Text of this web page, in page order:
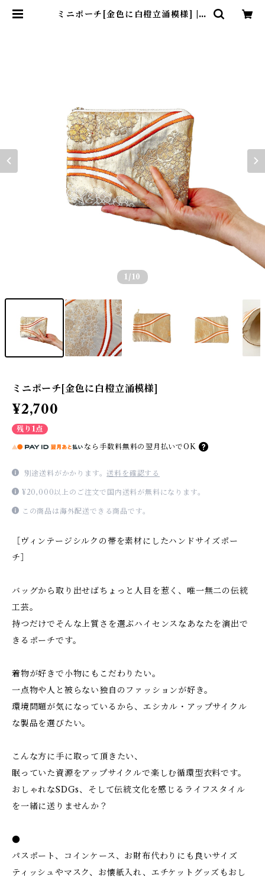
ミニポーチ[金色に白橙立涌模様] | k
1 /10
ミニポーチ[金色に白橙立涌模様]
¥2,700
残り1点
なら 手数料無料の 翌月払いでOK
別途送料がかかります。送料を確認する
¥20,000以上のご注文で国内送料が無料になります。
この商品は海外配送できる商品です。
［ヴィンテージシルクの帯を素材にしたハンドサイズポー
チ］
バッグから取り出せばちょっと人目を惹く、唯一無二の伝統
工芸。
持つだけでそんな上質さを選ぶハイセンスなあなたを演出で
きるポーチです。
着物が好きで小物にもこだわりたい。
一点物や人と被らない独自のファッションが好き。
環境問題が気になっているから、エシカル・アップサイクル
な製品を選びたい。
こんな方に手に取って頂きたい、
眠っていた資源をアップサイクルで楽しむ循環型衣料です。
おしゃれなSDGs、そして伝統文化を感じるライフスタイル
を一緒に送りませんか？
●
パスポート、コインケース、お財布代わりにも良いサイズ
ティッシュやマスク、お懐紙入れ、エチケットグッズもおし